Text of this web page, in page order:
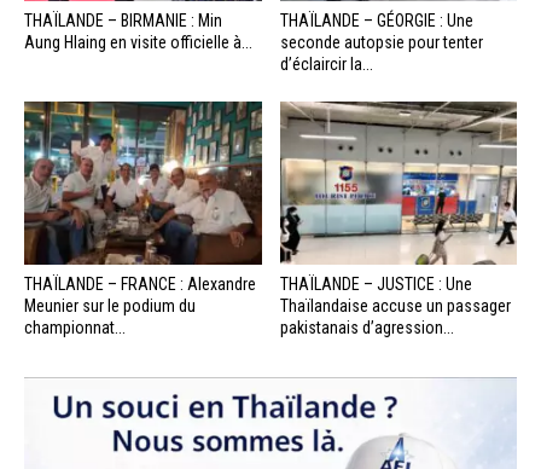
THAÏLANDE – BIRMANIE : Min
Aung Hlaing en visite officielle à...
THAÏLANDE – GÉORGIE : Une
seconde autopsie pour tenter
d’éclaircir la...
THAÏLANDE – FRANCE : Alexandre
Meunier sur le podium du
championnat...
THAÏLANDE – JUSTICE : Une
Thaïlandaise accuse un passager
pakistanais d’agression...